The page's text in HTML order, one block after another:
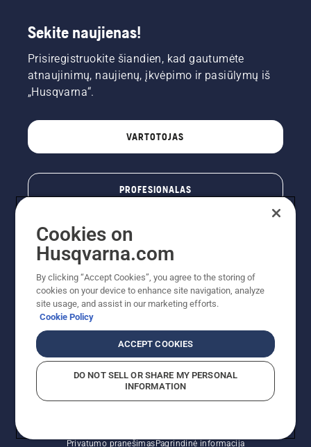
Sekite naujienas!
Prisiregistruokite šiandien, kad gautumėte
atnaujinimų, naujienų, įkvėpimo ir pasiūlymų iš
„Husqvarna“.
VARTOTOJAS
PROFESIONALAS
© „Husqvarna AB“ (leid). Visos teisės priklauso autoriui.
Nurodoma rekomenduojama mažmeninė kaina (RMK),
įskaitant PVM. RMK yra kaina, už kurią gamintojas
rekomenduoja pardavėjui parduoti prekę. UAB
"Husqvarna Lietuva" prekių vartotojams neparduoda,
Privatumo pranešimasPagrindinė informacija
Cookies on
Husqvarna.com
By clicking “Accept Cookies”, you agree to the storing of
cookies on your device to enhance site navigation, analyze
site usage, and assist in our marketing efforts.
Cookie Policy
ACCEPT COOKIES
DO NOT SELL OR SHARE MY PERSONAL
INFORMATION